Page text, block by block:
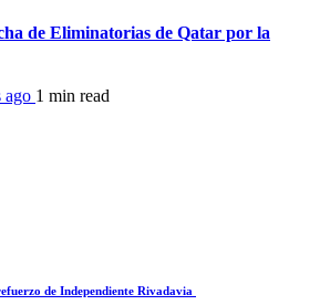
de Eliminatorias de Qatar por la
ago 1 min read
de Independiente Rivadavia